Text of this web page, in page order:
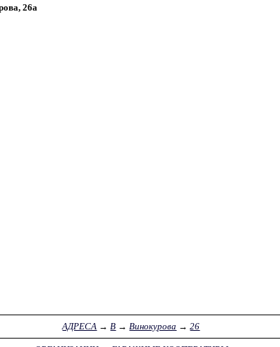
26а
АДРЕСА →В →Винокурова →26